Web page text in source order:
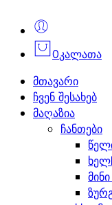
0კალათა
მთავარი
ჩვენ შესახებ
მაღაზია
ჩანთები